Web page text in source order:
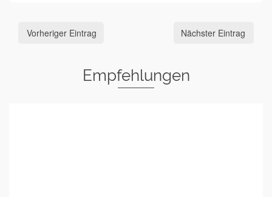
Vorheriger Eintrag Nächster Eintrag
Empfehlungen